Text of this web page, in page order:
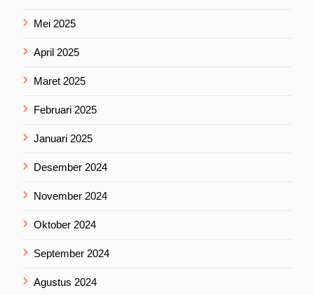
Mei 2025
April 2025
Maret 2025
Februari 2025
Januari 2025
Desember 2024
November 2024
Oktober 2024
September 2024
Agustus 2024